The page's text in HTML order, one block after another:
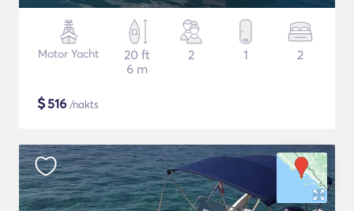
Motor Yacht
20 ft
6 m
2 1 2
$516 /nakts